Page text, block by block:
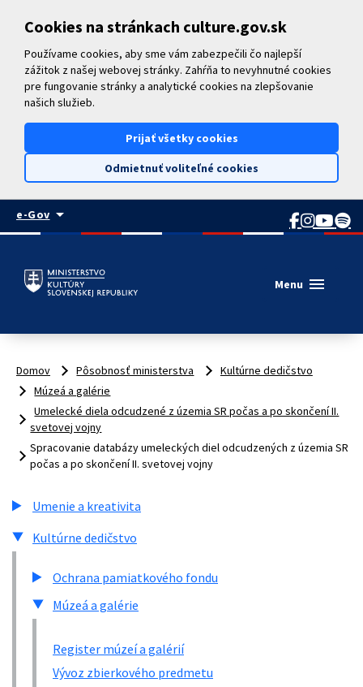
Cookies na stránkach culture.gov.sk
Používame cookies, aby sme vám zabezpečili čo najlepší
zážitok z našej webovej stránky. Zahŕňa to nevyhnutné cookies
pre fungovanie stránky a analytické cookies na zlepšovanie
našich služieb.
Prijať všetky cookies
Odmietnuť voliteľné cookies
e-Govarrow_drop_down
Menu menu
Domov Pôsobnosť ministerstva
Kultúrne dedičstvo
Múzeá a galérie
Umelecké diela odcudzené z územia SR počas a po skončení II.
svetovej vojny
Spracovanie databázy umeleckých diel odcudzených z územia SR
počas a po skončení II. svetovej vojny
Umenie a kreativita
Kultúrne dedičstvo
Ochrana pamiatkového fondu
Múzeá a galérie
Register múzeí a galérií
Vývoz zbierkového predmetu